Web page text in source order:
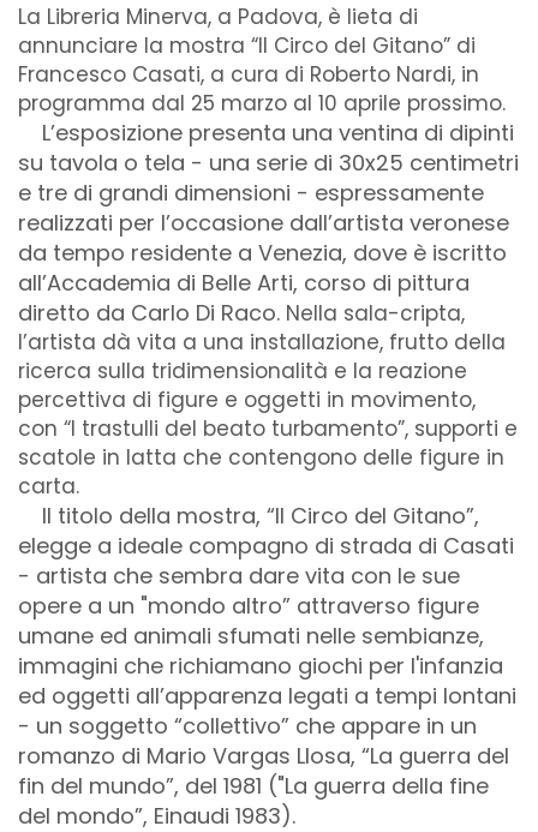
La Libreria Minerva, a Padova, è lieta di
annunciare la mostra “Il Circo del Gitano” di
Francesco Casati, a cura di Roberto Nardi, in
programma dal 25 marzo al 10 aprile prossimo.
L’esposizione presenta una ventina di dipinti
su tavola o tela - una serie di 30x25 centimetri
e tre di grandi dimensioni - espressamente
realizzati per l’occasione dall’artista veronese
da tempo residente a Venezia, dove è iscritto
all’Accademia di Belle Arti, corso di pittura
diretto da Carlo Di Raco. Nella sala-cripta,
l’artista dà vita a una installazione, frutto della
ricerca sulla tridimensionalità e la reazione
percettiva di figure e oggetti in movimento,
con “I trastulli del beato turbamento”, supporti e
scatole in latta che contengono delle figure in
carta.
Il titolo della mostra, “Il Circo del Gitano”,
elegge a ideale compagno di strada di Casati
- artista che sembra dare vita con le sue
opere a un "mondo altro” attraverso figure
umane ed animali sfumati nelle sembianze,
immagini che richiamano giochi per l'infanzia
ed oggetti all’apparenza legati a tempi lontani
- un soggetto “collettivo” che appare in un
romanzo di Mario Vargas Llosa, “La guerra del
fin del mundo”, del 1981 ("La guerra della fine
del mondo”, Einaudi 1983).